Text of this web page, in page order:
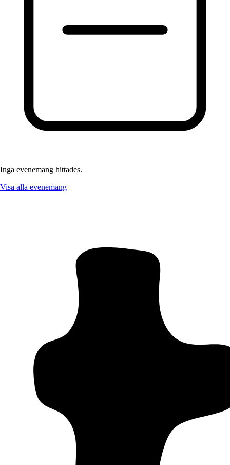
Inga evenemang hittades.
Visa alla evenemang